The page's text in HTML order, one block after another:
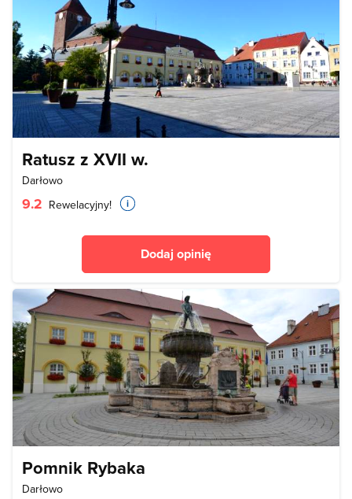
Ratusz z XVII w.
Darłowo
9.2 Rewelacyjny!
Dodaj opinię
Pomnik Rybaka
Darłowo